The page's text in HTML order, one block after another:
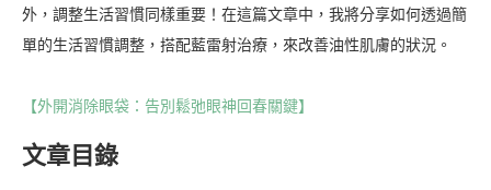
外，調整生活習慣同樣重要！在這篇文章中，我將分享如何透過簡
單的生活習慣調整，搭配藍雷射治療，來改善油性肌膚的狀況。
【外開消除眼袋：告別鬆弛眼神回春關鍵】
文章目錄